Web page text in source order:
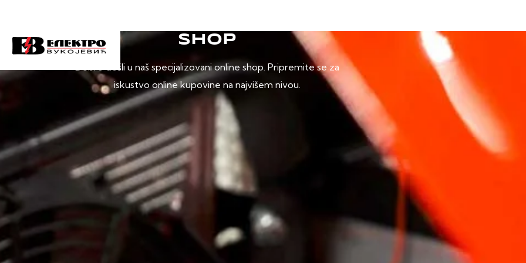
SHOP
Dobro došli u naš specijalizovani online shop. Pripremite se za
iskustvo online kupovine na najvišem nivou.